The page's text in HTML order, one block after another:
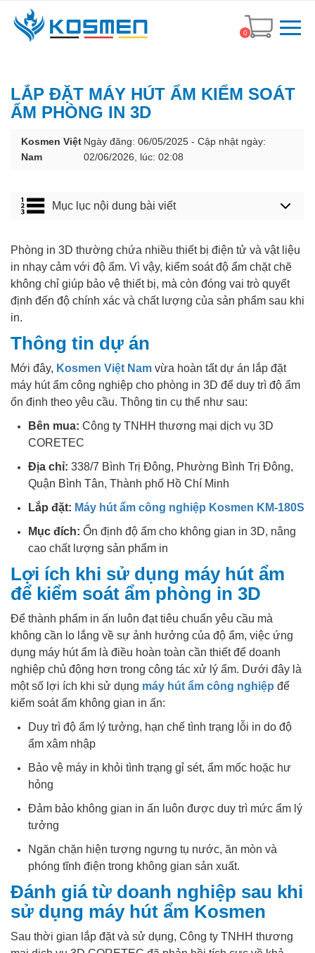
0
LẮP ĐẶT MÁY HÚT ẨM KIỂM SOÁT
ẨM PHÒNG IN 3D
Kosmen Việt
Nam
Ngày đăng: 06/05/2025 - Cập nhật ngày:
02/06/2026, lúc: 02:08
Mục lục nội dung bài viết
Phòng in 3D thường chứa nhiều thiết bị điện tử và vật liệu
in nhạy cảm với độ ẩm. Vì vậy, kiểm soát độ ẩm chặt chẽ
không chỉ giúp bảo vệ thiết bị, mà còn đóng vai trò quyết
định đến độ chính xác và chất lượng của sản phẩm sau khi
in.
Thông tin dự án
Mới đây, Kosmen Việt Nam vừa hoàn tất dự án lắp đặt
máy hút ẩm công nghiệp cho phòng in 3D để duy trì độ ẩm
ổn định theo yêu cầu. Thông tin cụ thể như sau:
Bên mua: Công ty TNHH thương mại dịch vụ 3D
CORETEC
Địa chỉ: 338/7 Bình Trị Đông, Phường Bình Trị Đông,
Quận Bình Tân, Thành phố Hồ Chí Minh
Lắp đặt: Máy hút ẩm công nghiệp Kosmen KM-180S
Mục đích: Ổn định độ ẩm cho không gian in 3D, nâng
cao chất lượng sản phẩm in
Lợi ích khi sử dụng máy hút ẩm
để kiểm soát ẩm phòng in 3D
Để thành phẩm in ấn luôn đạt tiêu chuẩn yêu cầu mà
không cần lo lắng về sự ảnh hưởng của độ ẩm, việc ứng
dụng máy hút ẩm là điều hoàn toàn cần thiết để doanh
nghiệp chủ động hơn trong công tác xử lý ẩm. Dưới đây là
một số lợi ích khi sử dụng máy hút ẩm công nghiệp để
kiểm soát ẩm không gian in ấn:
Duy trì độ ẩm lý tưởng, hạn chế tình trạng lỗi in do độ
ẩm xâm nhập
Bảo vệ máy in khỏi tình trạng gỉ sét, ẩm mốc hoặc hư
hỏng
Đảm bảo không gian in ấn luôn được duy trì mức ẩm lý
tưởng
Ngăn chặn hiện tượng ngưng tụ nước, ăn mòn và
phóng tĩnh điện trong không gian sản xuất.
Đánh giá từ doanh nghiệp sau khi
sử dụng máy hút ẩm Kosmen
Sau thời gian lắp đặt và sử dụng, Công ty TNHH thương